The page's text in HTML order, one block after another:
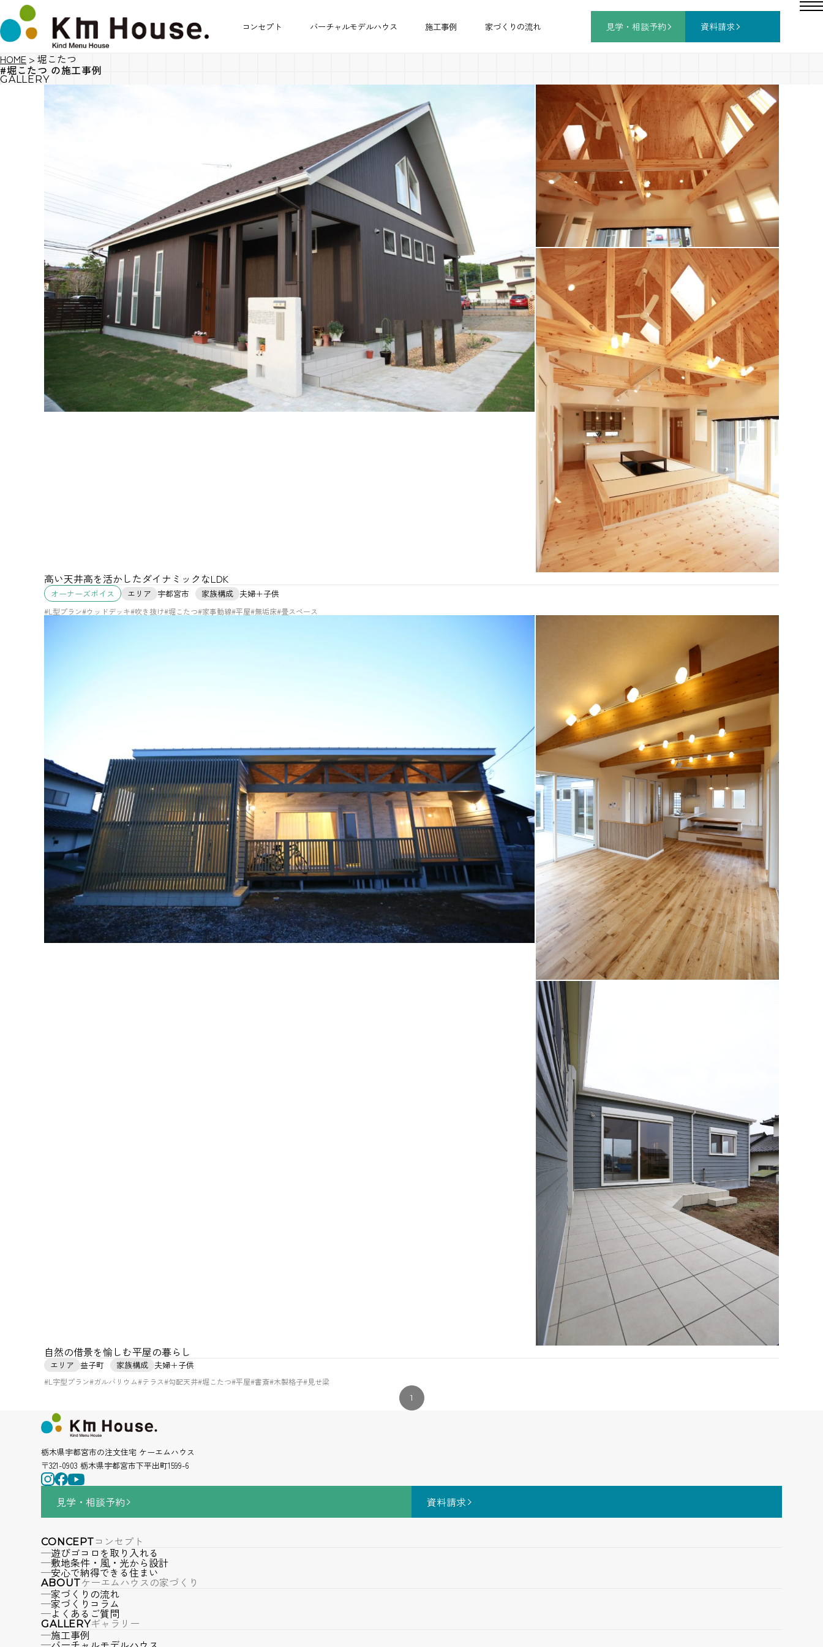
コンセプト バーチャルモデルハウス 施工事例 家づくりの流れ 見学・相談予約 資料請求
HOME > 堀こたつ
#堀こたつ の施工事例
GALLERY
高い天井高を活かしたダイナミックなLDK
オーナーズボイス エリア 宇都宮市 家族構成 夫婦＋子供
#L型プラン#ウッドデッキ#吹き抜け#堀こたつ#家事動線#平屋#無垢床#畳スペース
自然の借景を愉しむ平屋の暮らし
エリア 益子町 家族構成 夫婦＋子供
#L字型プラン#ガルバリウム#テラス#勾配天井#堀こたつ#平屋#書斎#木製格子#見せ梁
1
栃木県宇都宮市の注文住宅 ケーエムハウス
〒321-0903 栃木県宇都宮市下平出町1599-6
見学・相談予約 資料請求
CONCEPTコンセプト
遊びゴコロを取り入れる
敷地条件・風・光から設計
安心で納得できる住まい
ABOUTケーエムハウスの家づくり
家づくりの流れ
家づくりコラム
よくあるご質問
GALLERYギャラリー
施工事例